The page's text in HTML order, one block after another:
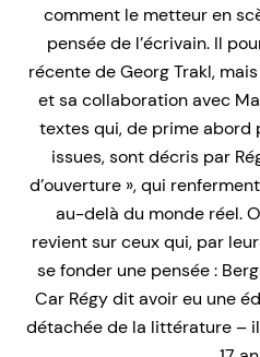
comment le metteur en
pensée de l’écrivain. Il
récente de Georg Trakl,
et sa collaboration avec
textes qui, de prime abord
issues, sont décris par
d’ouverture », qui
au-delà du monde réel.
revient sur ceux qui, par
se fonder une pensée :
Car Régy dit avoir eu une
détachée de la littérature –